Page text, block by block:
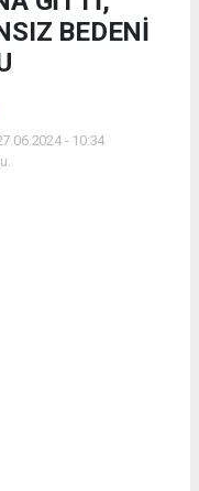
BEDENİ
- 10:34